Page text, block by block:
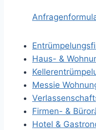
Haus- &
Messie
Firmen- &
Hotel &